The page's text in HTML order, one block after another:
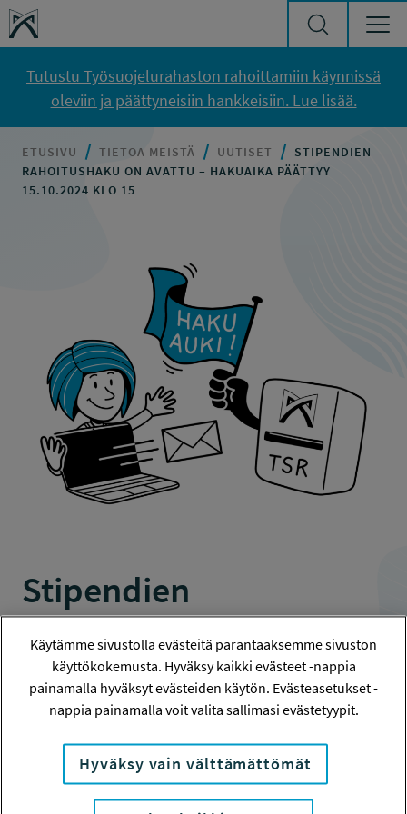
Siirry sisältöön
Työsuojelurahasto
Tutustu Työsuojelurahaston rahoittamiin käynnissä
oleviin ja päättyneisiin hankkeisiin. Lue lisää.
ETUSIVU TIETOA MEISTÄ UUTISET
STIPENDIEN
RAHOITUSHAKU ON AVATTU – HAKUAIKA PÄÄTTYY
15.10.2024 KLO 15
Stipendien
rahoitushaku on avattu
– hakuaika päättyy
15.10.2024 klo 15
24.9.2024
Käytämme sivustolla evästeitä parantaaksemme sivuston
käyttökokemusta. Hyväksy kaikki evästeet -nappia
painamalla hyväksyt evästeiden käytön. Evästeasetukset -
nappia painamalla voit valita sallimasi evästetyypit.
Hyväksy vain välttämättömät